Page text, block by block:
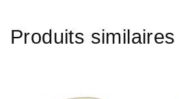
Produits similaires